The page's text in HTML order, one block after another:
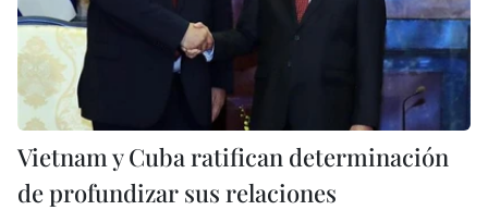
Vietnam y Cuba ratifican determinación
de profundizar sus relaciones